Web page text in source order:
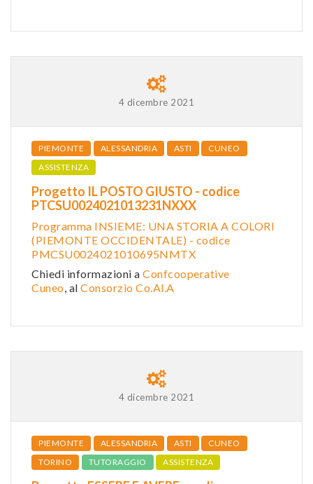
4 dicembre 2021
PIEMONTE ALESSANDRIA ASTI
CUNEO
ASSISTENZA
Progetto IL POSTO GIUSTO - codice
PTCSU0024021013231NXXX
Programma INSIEME: UNA STORIA A COLORI
(PIEMONTE OCCIDENTALE) - codice
PMCSU0024021010695NMTX
Chiedi informazioni a Confcooperative
Cuneo, al Consorzio Co.Al.A
4 dicembre 2021
PIEMONTE ALESSANDRIA ASTI
CUNEO
TORINO
TUTORAGGIO ASSISTENZA